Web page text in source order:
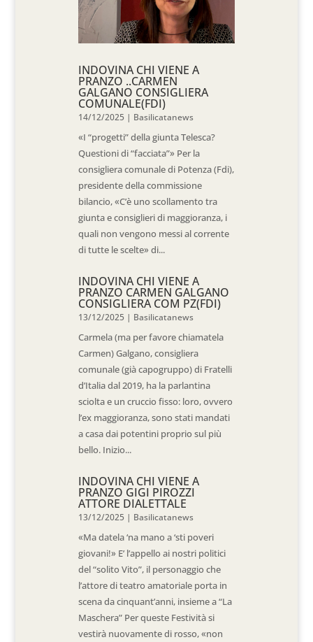
INDOVINA CHI VIENE A
PRANZO ..CARMEN
GALGANO CONSIGLIERA
COMUNALE(FDI)
14/12/2025 | Basilicatanews
«I “progetti” della giunta Telesca?
Questioni di “facciata”» Per la
consigliera comunale di Potenza (Fdi),
presidente della commissione
bilancio, «C’è uno scollamento tra
giunta e consiglieri di maggioranza, i
quali non vengono messi al corrente
di tutte le scelte» di...
INDOVINA CHI VIENE A
PRANZO CARMEN GALGANO
CONSIGLIERA COM PZ(FDI)
13/12/2025 | Basilicatanews
Carmela (ma per favore chiamatela
Carmen) Galgano, consigliera
comunale (già capogruppo) di Fratelli
d’Italia dal 2019, ha la parlantina
sciolta e un cruccio fisso: loro, ovvero
l’ex maggioranza, sono stati mandati
a casa dai potentini proprio sul più
bello. Inizio...
INDOVINA CHI VIENE A
PRANZO GIGI PIROZZI
ATTORE DIALETTALE
13/12/2025 | Basilicatanews
«Ma datela ‘na mano a ‘sti poveri
giovani!» E’ l’appello ai nostri politici
del “solito Vito”, il personaggio che
l’attore di teatro amatoriale porta in
scena da cinquant’anni, insieme a “La
Maschera” Per queste Festività si
vestirà nuovamente di rosso, «non